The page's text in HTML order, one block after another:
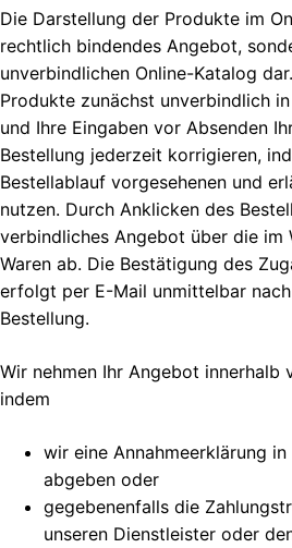
Die Darstellung der Produkte im
rechtlich bindendes Angebot,
unverbindlichen Online-Katalog
Produkte zunächst unverbindlich
und Ihre Eingaben vor Absenden
Bestellung jederzeit korrigieren,
Bestellablauf vorgesehenen und
nutzen. Durch Anklicken des
verbindliches Angebot über die im
Waren ab. Die Bestätigung des
erfolgt per E-Mail unmittelbar
Bestellung.
Wir nehmen Ihr Angebot innerhalb
indem
wir eine Annahmeerklärung
abgeben oder
gegebenenfalls die
unseren Dienstleister oder